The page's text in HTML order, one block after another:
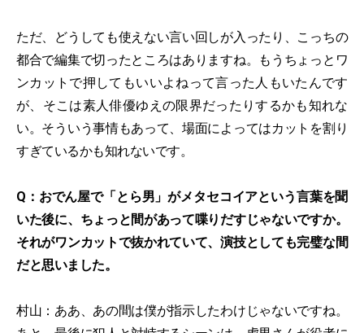
ただ、どうしても使えない言い回しが入ったり、こっちの
都合で編集で切ったところはありますね。もうちょっとワ
ンカットで押してもいいよねって言った人もいたんです
が、そこは素人俳優ゆえの限界だったりするかも知れな
い。そういう事情もあって、場面によってはカットを割り
すぎているかも知れないです。
Q：おでん屋で「とら男」がメタセコイアという言葉を聞
いた後に、ちょっと間があって喋りだすじゃないですか。
それがワンカットで抜かれていて、演技としても完璧な間
だと思いました。
村山：ああ、あの間は僕が指示したわけじゃないですね。